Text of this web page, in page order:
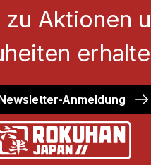
zu Aktionen
Anmeldung